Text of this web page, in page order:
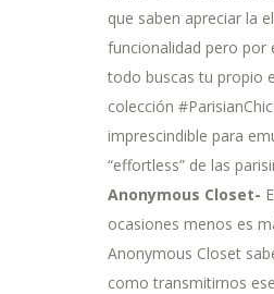
que saben apreciar la
funcionalidad pero por
todo buscas tu propio
colección
imprescindible para
“effortless” de las
Anonymous Closet-
ocasiones menos es
Anonymous Closet
como transmitirnos